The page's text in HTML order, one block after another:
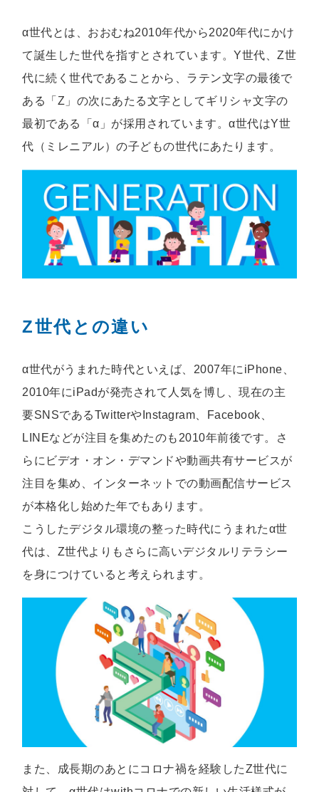
α世代とは、おおむね2010年代から2020年代にかけ
て誕生した世代を指すとされています。Y世代、Z世
代に続く世代であることから、ラテン文字の最後で
ある「Z」の次にあたる文字としてギリシャ文字の
最初である「α」が採用されています。α世代はY世
代（ミレニアル）の子どもの世代にあたります。
Z世代との違い
α世代がうまれた時代といえば、2007年にiPhone、
2010年にiPadが発売されて人気を博し、現在の主
要SNSであるTwitterやInstagram、Facebook、
LINEなどが注目を集めたのも2010年前後です。さ
らにビデオ・オン・デマンドや動画共有サービスが
注目を集め、インターネットでの動画配信サービス
が本格化し始めた年でもあります。
こうしたデジタル環境の整った時代にうまれたα世
代は、Z世代よりもさらに高いデジタルリテラシー
を身につけていると考えられます。
また、成長期のあとにコロナ禍を経験したZ世代に